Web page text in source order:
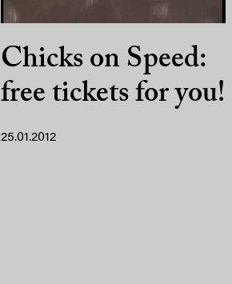
Chicks on Speed:
free tickets for you!
25.01.2012